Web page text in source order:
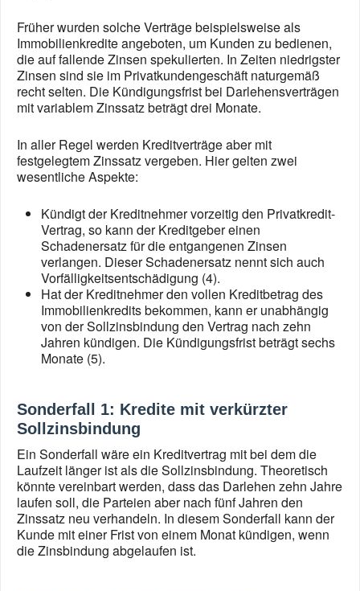
Früher wurden solche Verträge beispielsweise als
Immobilienkredite angeboten, um Kunden zu bedienen,
die auf fallende Zinsen spekulierten. In Zeiten niedrigster
Zinsen sind sie im Privatkundengeschäft naturgemäß
recht selten. Die Kündigungsfrist bei Darlehensverträgen
mit variablem Zinssatz beträgt drei Monate.
In aller Regel werden Kreditverträge aber mit
festgelegtem Zinssatz vergeben. Hier gelten zwei
wesentliche Aspekte:
Kündigt der Kreditnehmer vorzeitig den Privatkredit-
Vertrag, so kann der Kreditgeber einen
Schadenersatz für die entgangenen Zinsen
verlangen. Dieser Schadenersatz nennt sich auch
Vorfälligkeitsentschädigung (4).
Hat der Kreditnehmer den vollen Kreditbetrag des
Immobilienkredits bekommen, kann er unabhängig
von der Sollzinsbindung den Vertrag nach zehn
Jahren kündigen. Die Kündigungsfrist beträgt sechs
Monate (5).
Sonderfall 1: Kredite mit verkürzter
Sollzinsbindung
Ein Sonderfall wäre ein Kreditvertrag mit bei dem die
Laufzeit länger ist als die Sollzinsbindung. Theoretisch
könnte vereinbart werden, dass das Darlehen zehn Jahre
laufen soll, die Parteien aber nach fünf Jahren den
Zinssatz neu verhandeln. In diesem Sonderfall kann der
Kunde mit einer Frist von einem Monat kündigen, wenn
die Zinsbindung abgelaufen ist.